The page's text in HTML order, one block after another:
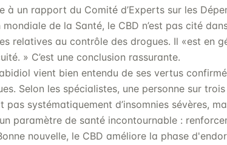
à un rapport du Comité d’Experts sur les
mondiale de la Santé, le CBD n’est pas cité
relatives au contrôle des drogues. Il «est en
» C’est une conclusion rassurante.
vient bien entendu de ses vertus
Selon les spécialistes, une personne sur
pas systématiquement d’insomnies sévères,
paramètre de santé incontournable :
nouvelle, le CBD améliore la phase